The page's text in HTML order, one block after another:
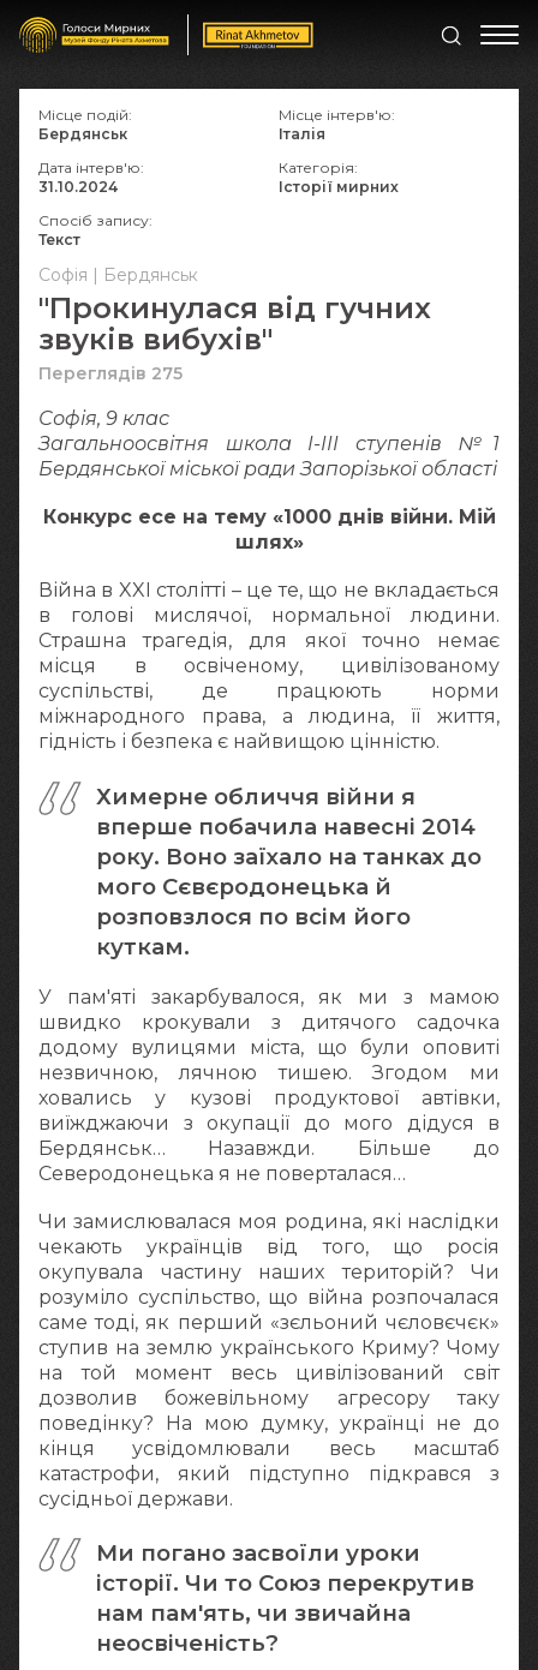
Софія | Бердянськ
"Прокинулася від гучних
звуків вибухів"
Переглядів 275
Софія, 9 клас
Загальноосвітня школа І-ІІІ ступенів №1
Бердянської міської ради Запорізької області
Конкурс есе на тему «1000 днів війни. Мій
шлях»
Війна в XXI столітті – це те, що не вкладається
в голові мислячої, нормальної людини.
Страшна трагедія, для якої точно немає
місця в освіченому, цивілізованому
суспільстві, де працюють норми
міжнародного права, а людина, її життя,
гідність і безпека є найвищою цінністю.
Химерне обличчя війни я
вперше побачила навесні 2014
року. Воно заїхало на танках до
мого Сєвєродонецька й
розповзлося по всім його
куткам.
У пам'яті закарбувалося, як ми з мамою
швидко крокували з дитячого садочка
додому вулицями міста, що були оповиті
незвичною, лячною тишею. Згодом ми
ховались у кузові продуктової автівки,
виїжджаючи з окупації до мого дідуся в
Бердянськ… Назавжди. Більше до
Северодонецька я не поверталася…
Чи замислювалася моя родина, які наслідки
чекають українців від того, що росія
окупувала частину наших територій? Чи
розуміло суспільство, що війна розпочалася
саме тоді, як перший «зєльоний чєловєчєк»
ступив на землю українського Криму? Чому
на той момент весь цивілізований світ
дозволив божевільному агресору таку
поведінку? На мою думку, українці не до
кінця усвідомлювали весь масштаб
катастрофи, який підступно підкрався з
сусідньої держави.
Ми погано засвоїли уроки
історії. Чи то Союз перекрутив
нам пам'ять, чи звичайна
неосвіченість?
Місце подій:
Бердянськ
Місце інтерв'ю:
Італія
Дата інтерв'ю:
31.10.2024
Категорія:
Історії мирних
Спосіб запису:
Текст